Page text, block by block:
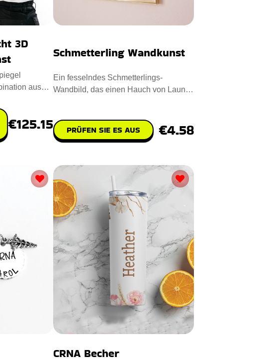
3D
aus
€125.15
Schmetterling Wandkunst
Ein fesselndes Schmetterlings-
Wandbild, das einen Hauch von Laune
PRÜFEN SIE ES AUS €4.58
CRNA Becher